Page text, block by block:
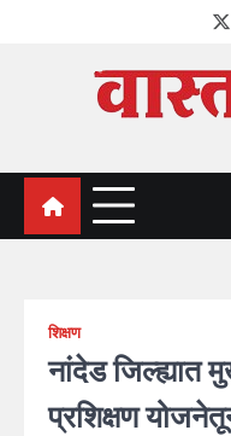
a leading NEWS
शिक्षण
नांदेड जिल्ह्यात
प्रशिक्षण